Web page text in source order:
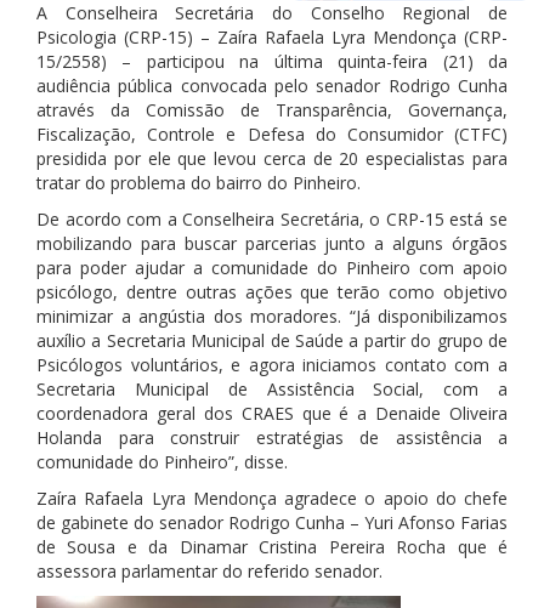
A Conselheira Secretária do Conselho Regional de
Psicologia (CRP-15) – Zaíra Rafaela Lyra Mendonça (CRP-
15/2558) – participou na última quinta-feira (21) da
audiência pública convocada pelo senador Rodrigo Cunha
através da Comissão de Transparência, Governança,
Fiscalização, Controle e Defesa do Consumidor (CTFC)
presidida por ele que levou cerca de 20 especialistas para
tratar do problema do bairro do Pinheiro.
De acordo com a Conselheira Secretária, o CRP-15 está se
mobilizando para buscar parcerias junto a alguns órgãos
para poder ajudar a comunidade do Pinheiro com apoio
psicólogo, dentre outras ações que terão como objetivo
minimizar a angústia dos moradores. “Já disponibilizamos
auxílio a Secretaria Municipal de Saúde a partir do grupo de
Psicólogos voluntários, e agora iniciamos contato com a
Secretaria Municipal de Assistência Social, com a
coordenadora geral dos CRAES que é a Denaide Oliveira
Holanda para construir estratégias de assistência a
comunidade do Pinheiro”, disse.
Zaíra Rafaela Lyra Mendonça agradece o apoio do chefe
de gabinete do senador Rodrigo Cunha – Yuri Afonso Farias
de Sousa e da Dinamar Cristina Pereira Rocha que é
assessora parlamentar do referido senador.